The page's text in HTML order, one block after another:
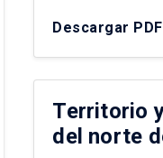
trama […]
Descargar PDF
Territorio
del norte